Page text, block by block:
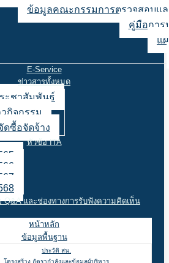
ข้อมูลคณะกรรมการตรวจสอบแล
คู่มือการ
แ
E-Service
ข่าวสารทั้งหมด
ะชาสัมพันธ์
กิจกรรม
ดซื้อจัดจ้าง
หัวข้อ ITA
และช่องทางการรับฟังความคิดเห็น
หน้าหลัก
ข้อมูลพื้นฐาน
ประวัติ สน.
โครงสร้าง อัตรากำลังและข้อมูลผู้บริหาร